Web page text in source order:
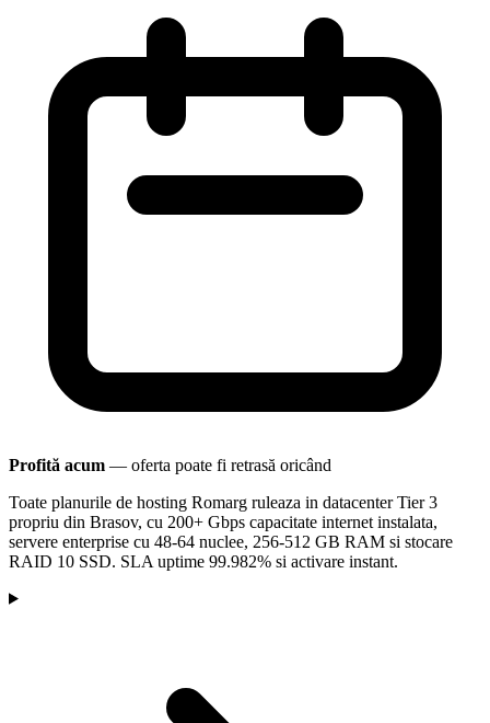
Profită acum — oferta poate fi retrasă oricând
Toate planurile de hosting Romarg ruleaza in datacenter Tier 3
propriu din Brasov, cu 200+ Gbps capacitate internet instalata,
servere enterprise cu 48-64 nuclee, 256-512 GB RAM si stocare
RAID 10 SSD. SLA uptime 99.982% si activare instant.